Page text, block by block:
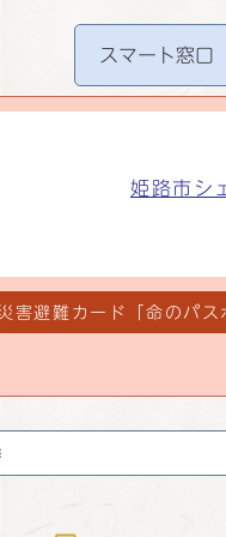
スマート窓口
姫路市シ
害避難カード「命のパス